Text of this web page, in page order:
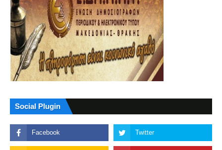
Social Plugin